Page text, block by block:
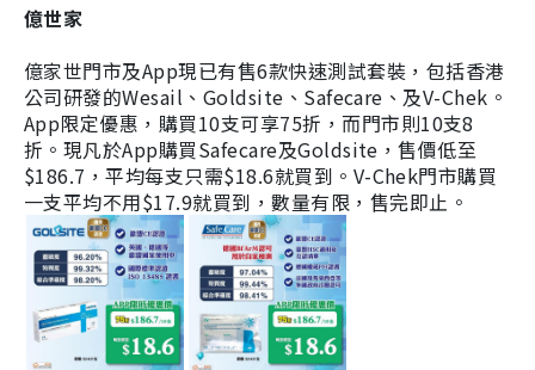
億世家
億家世門市及App現已有售6款快速測試套裝，包括香港
公司研發的Wesail、Goldsite、Safecare、及V-Chek。
App限定優惠，購買10支可享75折，而門市則10支8
折。現凡於App購買Safecare及Goldsite，售價低至
$186.7，平均每支只需$18.6就買到。V-Chek門市購買
一支平均不用$17.9就買到，數量有限，售完即止。